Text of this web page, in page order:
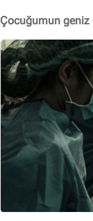
Çocuğumun geniz